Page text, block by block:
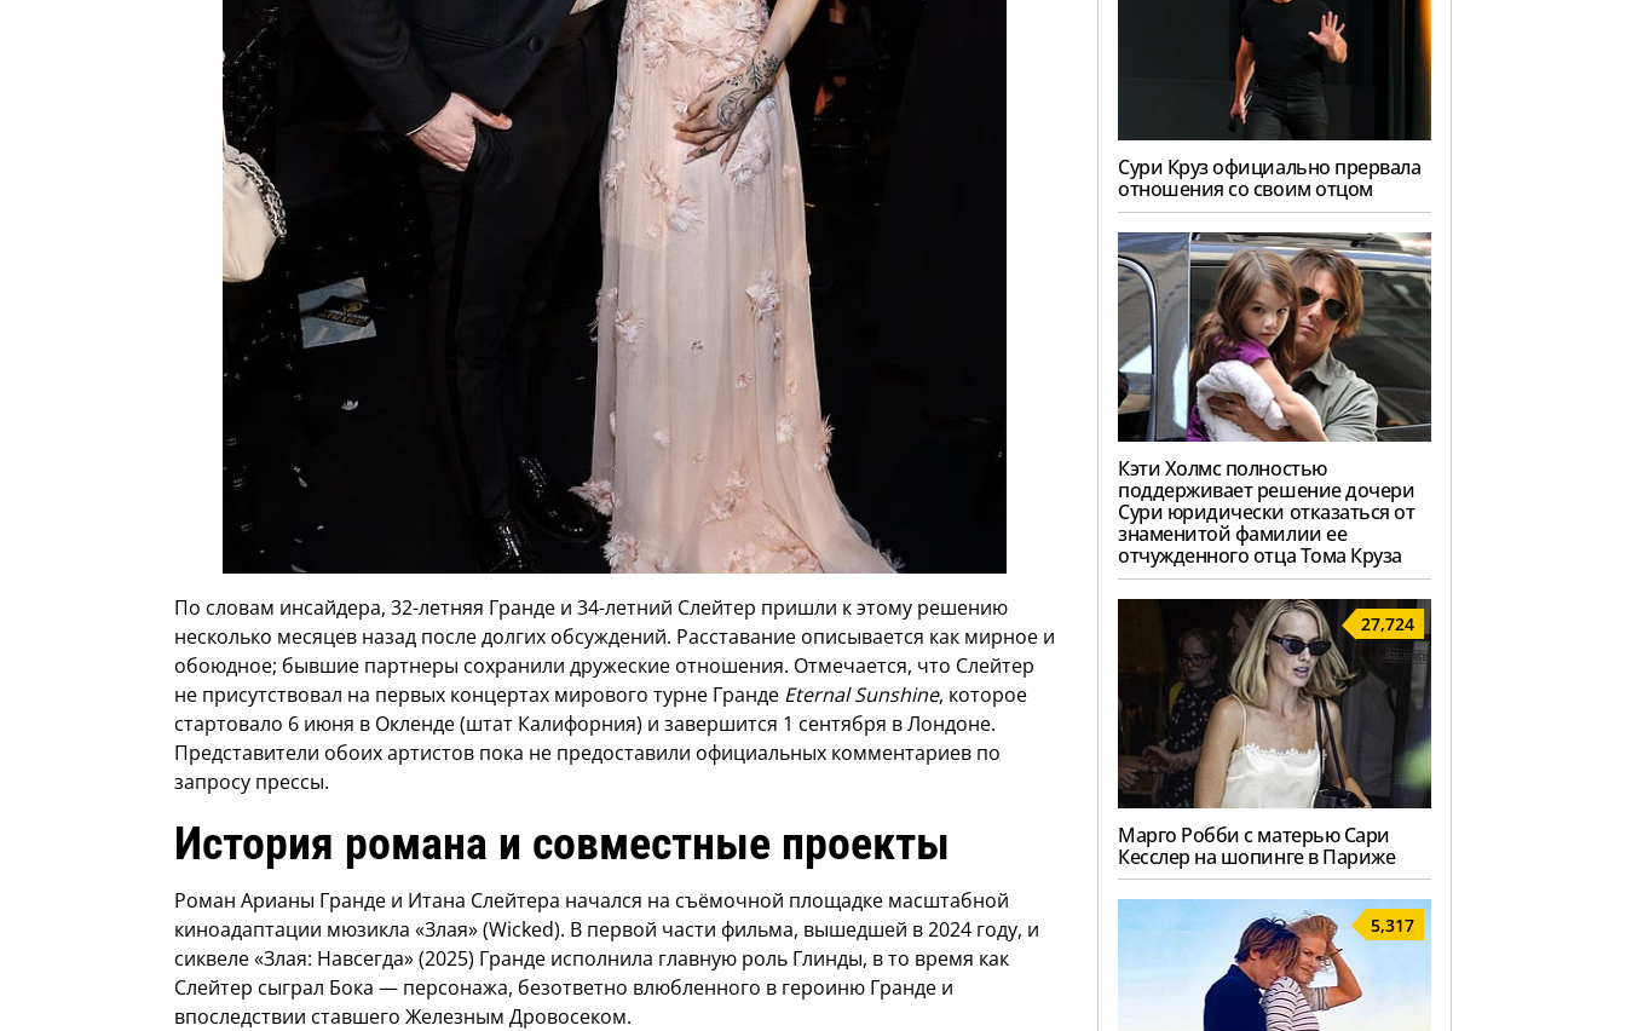
По словам инсайдера, 32-летняя Гранде и 34-летний Слейтер пришли к этому решению
несколько месяцев назад после долгих обсуждений. Расставание описывается как мирное и
обоюдное; бывшие партнеры сохранили дружеские отношения. Отмечается, что Слейтер
не присутствовал на первых концертах мирового турне Гранде Eternal Sunshine, которое
стартовало 6 июня в Окленде (штат Калифорния) и завершится 1 сентября в Лондоне.
Представители обоих артистов пока не предоставили официальных комментариев по
запросу прессы.
История романа и совместные проекты
Роман Арианы Гранде и Итана Слейтера начался на съёмочной площадке масштабной
киноадаптации мюзикла «Злая» (Wicked). В первой части фильма, вышедшей в 2024 году, и
сиквеле «Злая: Навсегда» (2025) Гранде исполнила главную роль Глинды, в то время как
Слейтер сыграл Бока — персонажа, безответно влюбленного в героиню Гранде и
впоследствии ставшего Железным Дровосеком.
Сури Круз официально прервала
отношения со своим отцом
Кэти Холмс полностью
поддерживает решение дочери
Сури юридически отказаться от
знаменитой фамилии ее
отчужденного отца Тома Круза
27,724
Марго Робби с матерью Сари
Кесслер на шопинге в Париже
5,317